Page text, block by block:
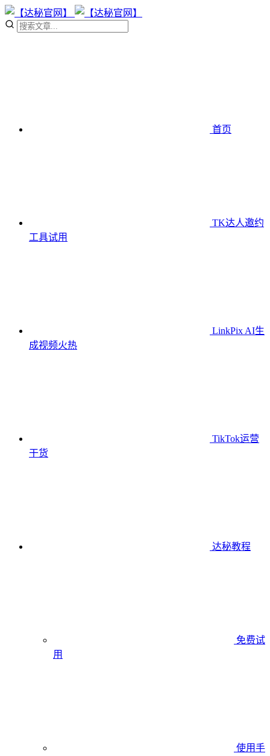
首页
TK达人邀约
工具试用
LinkPix AI生
成视频火热
TikTok运营
干货
达秘教程
免费试
用
使用手